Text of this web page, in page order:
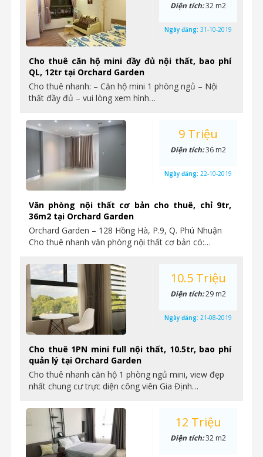
Cho thuê căn hộ mini đầy đủ nội thất, bao phí
QL, 12tr tại Orchard Garden
Cho thuê nhanh: – Căn hộ mini 1 phòng ngủ – Nội
thất đầy đủ – vui lòng xem hình…
Diện tích:32 m2
Ngày đăng: 31-10-2019
Văn phòng nội thất cơ bản cho thuê, chỉ 9tr,
36m2 tại Orchard Garden
Orchard Garden – 128 Hồng Hà, P.9, Q. Phú Nhuận
Cho thuê nhanh văn phòng nội thất cơ bản có:…
9 Triệu
Diện tích:36 m2
Ngày đăng: 22-10-2019
Cho thuê 1PN mini full nội thất, 10.5tr, bao phí
quản lý tại Orchard Garden
Cho thuê nhanh căn hộ 1 phòng ngủ mini, view đẹp
nhất chung cư trực diện công viên Gia Định…
10.5 Triệu
Diện tích:29 m2
Ngày đăng: 21-08-2019
12 Triệu
Diện tích:32 m2